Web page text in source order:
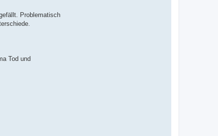
Problematisch
Tod und